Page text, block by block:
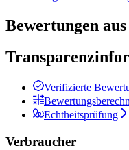
Bewertungen
Verifizierte
Echtheitsprüfung
Verbraucher